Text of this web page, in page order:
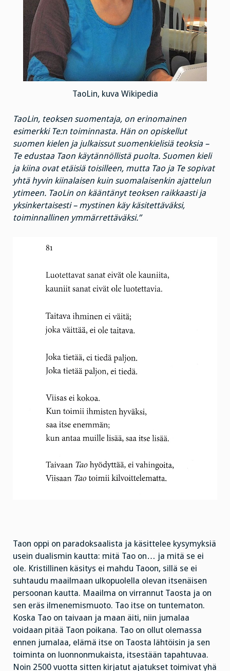
TaoLin, kuva Wikipedia
TaoLin, teoksen suomentaja, on erinomainen
esimerkki Te:n toiminnasta. Hän on opiskellut
suomen kielen ja julkaissut suomenkielisiä teoksia –
Te edustaa Taon käytännöllistä puolta. Suomen kieli
ja kiina ovat etäisiä toisilleen, mutta Tao ja Te sopivat
yhtä hyvin kiinalaisen kuin suomalaisenkin ajattelun
ytimeen. TaoLin on kääntänyt teoksen raikkaasti ja
yksinkertaisesti – mystinen käy käsitettäväksi,
toiminnallinen ymmärrettäväksi.”
Taon oppi on paradoksaalista ja käsittelee kysymyksiä
usein dualismin kautta: mitä Tao on… ja mitä se ei
ole. Kristillinen käsitys ei mahdu Taoon, sillä se ei
suhtaudu maailmaan ulkopuolella olevan itsenäisen
persoonan kautta. Maailma on virrannut Taosta ja on
sen eräs ilmenemismuoto. Tao itse on tuntematon.
Koska Tao on taivaan ja maan äiti, niin jumalaa
voidaan pitää Taon poikana. Tao on ollut olemassa
ennen jumalaa, elämä itse on Taosta lähtöisin ja sen
toiminta on luonnonmukaista, itsestään tapahtuvaa.
Noin 2500 vuotta sitten kirjatut ajatukset toimivat yhä